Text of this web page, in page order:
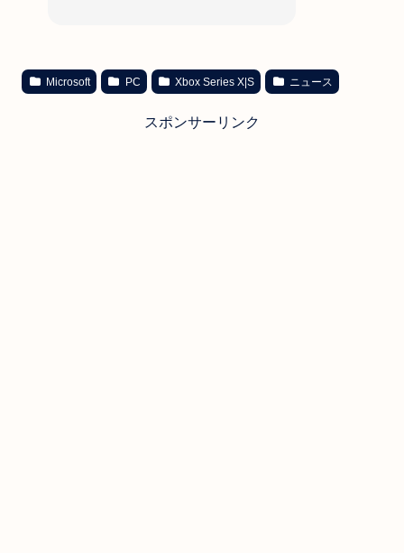
Microsoft PC Xbox Series X|S ニュース
スポンサーリンク